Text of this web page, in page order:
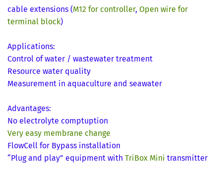
cable extensions (M12 for controller, Open wire for
terminal block)
Applications:
Control of water / wastewater treatment
Resource water quality
Measurement in aquaculture and seawater
Advantages:
No electrolyte comptuption
Very easy membrane change
FlowCell for Bypass installation
“Plug and play” equipment with TriBox Mini transmitter